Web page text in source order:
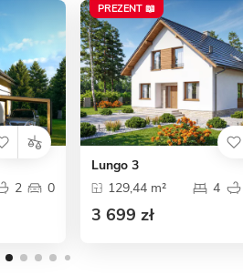
2 0
PREZENT 📖
Lungo 3
129,44 m²
4
3 699 zł